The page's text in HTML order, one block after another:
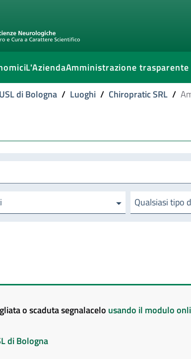
L'AziendaAmministrazione trasparente
di Bologna / Luoghi / Chiropratic SRL /
Qualsiasi tipo
o scaduta segnalacelo usando il modulo
di Bologna